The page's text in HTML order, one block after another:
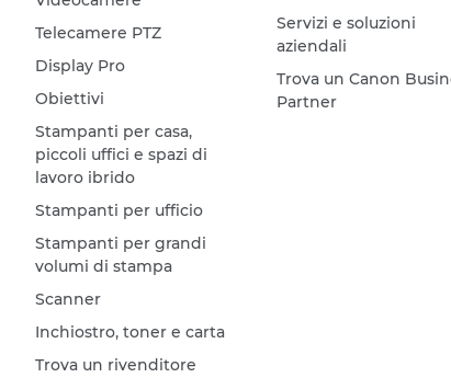
Telecamere PTZ
Display Pro
Obiettivi
Stampanti per casa,
piccoli uffici e spazi di
lavoro ibrido
Stampanti per ufficio
Stampanti per grandi
volumi di stampa
Scanner
Inchiostro, toner e carta
Trova un rivenditore
Servizi e soluzioni
aziendali
Trova un Canon
Partner